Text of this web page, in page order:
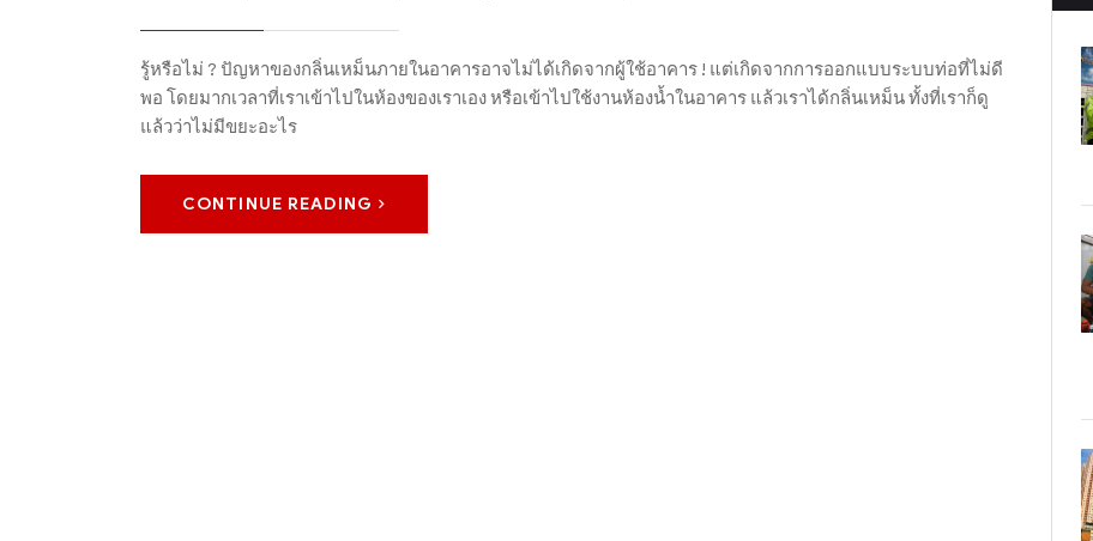
รู้หรือไม่ ? ปัญหาของกลิ่นเหม็นภายในอาคารอาจไม่ได้เกิดจากผู้ใช้อาคาร ! แต่เกิดจากการออกแบบระบบท่อที่ไม่ดี
พอ โดยมากเวลาที่เราเข้าไปในห้องของเราเอง หรือเข้าไปใช้งานห้องน้ำในอาคาร แล้วเราได้กลิ่นเหม็น ทั้งที่เราก็ดู
แล้วว่าไม่มีขยะอะไร
CONTINUE READING